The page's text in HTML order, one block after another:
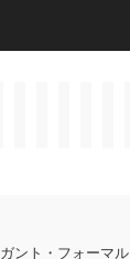
ント・フォーマル